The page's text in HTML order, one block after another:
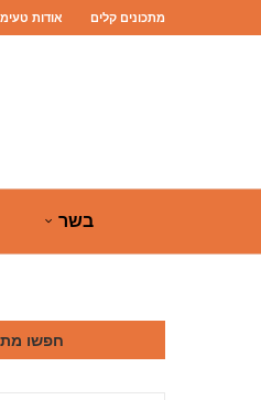
מתכונים קלים אודות
בשר
חפשו